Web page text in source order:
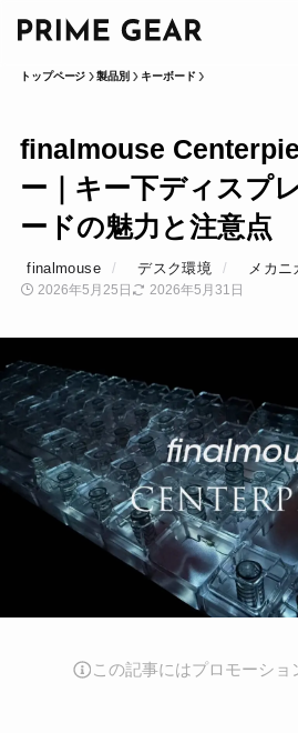
トップページ 製品別 キーボード
finalmouse
ー｜キー下ディスプ
ードの魅力と注意点
finalmouse デスク環境
メカニ
2026年5月25日
2026年5月31日
この記事にはプロモーシ